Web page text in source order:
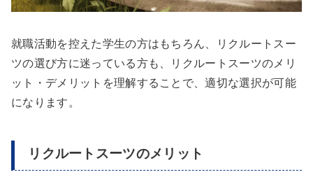
就職活動を控えた学生の方はもちろん、リクルートスー
ツの選び方に迷っている方も、リクルートスーツのメリ
ット・デメリットを理解することで、適切な選択が可能
になります。
リクルートスーツのメリット